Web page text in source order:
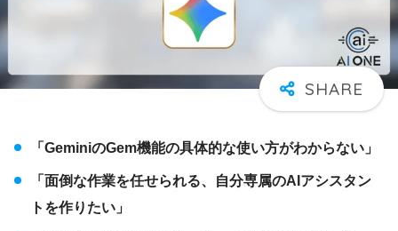
「GeminiのGem機能の具体的な使い方がわからない」
「面倒な作業を任せられる、自分専属のAIアシスタン
トを作りたい」